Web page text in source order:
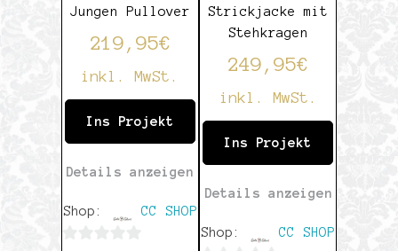
Jungen Pullover
219,95€
inkl. MwSt.
Ins Projekt
Details anzeigen
Shop: CC SHOP
Strickjacke mit
Stehkragen
249,95€
inkl. MwSt.
Ins Projekt
Details anzeigen
Shop: CC SHOP